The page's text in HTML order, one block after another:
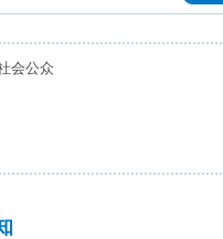
会公众